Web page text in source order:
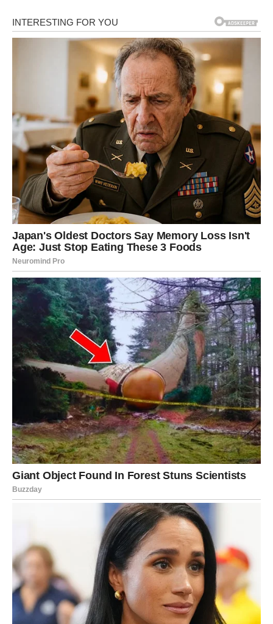
što čini osnovu kisele komponente. Dve supene kašike
šećera doprinose ravnoteži ukusa dodajući blagost i
ublažavajući jačinu sirćeta. Deset zrna crnog bibera
unose oštrinu i začinski ton. Povrće, kao što su pedeset
grama sitno seckanog celera, sto grama peršuna i sto
grama rendane ili sitno seckane šargarepe, daje svežinu i
dodatnu aromu. Ova kombinacija doprinosi bogatstvu
ukusa i stvara osnovu koja se sjajno stapa s mesom.
Pored toga, u marinadu se dodaje jedan veći crveni luk,
isečen na kolutove, i dva čena sitno seckanog belog luka.
Njihova uloga je da dodatno obogate mirisnu strukturu
marinade i prodru u dublje slojeve mesa. Za kraj, dodaje
se jedna litra vode kako bi se razblažile kiseline i dobio
odgovarajući balans.
Priprema marinade je jednostavna – sve sastojke
pomešate u većoj šerpi. Voda, vino i sirće se sjedine i u
njih se dodaju povrće i začini. Smesa se kratko prokuva,
dovoljno da se svi sastojci međusobno povežu, ali ne
predugo da se ne izgube sve arome iz bilja i začina.
Nakon ključanja, marinada se skloni s vatre i ostavi da se
potpuno ohladi.
Kada se marinada ohladi, meso se potopi u nju u posudi
koja ne reaguje na kiselinu – najbolje su staklene ili
plastične posude sa poklopcem. Meso treba da bude